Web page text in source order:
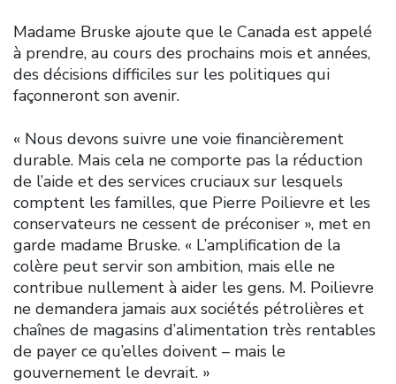
Madame Bruske ajoute que le Canada est appelé
à prendre, au cours des prochains mois et années,
des décisions difficiles sur les politiques qui
façonneront son avenir.
« Nous devons suivre une voie financièrement
durable. Mais cela ne comporte pas la réduction
de l’aide et des services cruciaux sur lesquels
comptent les familles, que Pierre Poilievre et les
conservateurs ne cessent de préconiser », met en
garde madame Bruske. « L’amplification de la
colère peut servir son ambition, mais elle ne
contribue nullement à aider les gens. M. Poilievre
ne demandera jamais aux sociétés pétrolières et
chaînes de magasins d’alimentation très rentables
de payer ce qu’elles doivent – mais le
gouvernement le devrait. »